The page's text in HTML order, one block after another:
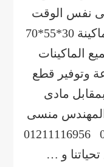
فى نفس الوقت
وزن الماكينة 18 كجم ابعاد الماكينة 30*55*70
1000 وات جميع الماكينات
وتوفير قطع
مادى
المهندس منسى
حسن مصطفي 01211116954 01211116956